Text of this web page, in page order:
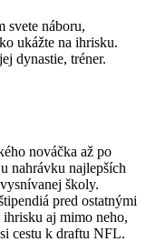
svete náboru,
ukážte na ihrisku.
dynastie, tréner.
nováčka až po
nahrávku najlepších
školy.
pred ostatnými
aj mimo neho,
cestu k draftu NFL.